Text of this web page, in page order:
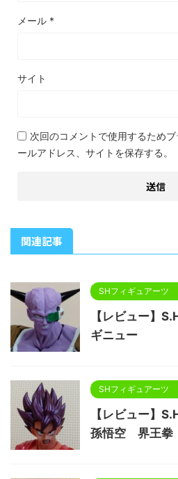
メール *
サイト
次回のコメントで使用するため
ールアドレス、サイトを保存する。
関連記事
SHフィギュアーツ
【レビュー】
ギニュー
SHフィギュアーツ
【レビュー】
孫悟空 界王拳